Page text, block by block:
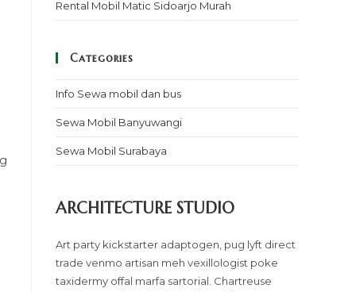
Rental Mobil Matic Sidoarjo Murah
Categories
Info Sewa mobil dan bus
Sewa Mobil Banyuwangi
Sewa Mobil Surabaya
ARCHITECTURE STUDIO
Art party kickstarter adaptogen, pug lyft direct
trade venmo artisan meh vexillologist poke
taxidermy offal marfa sartorial. Chartreuse